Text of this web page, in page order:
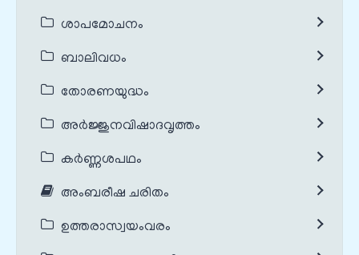
ശാപമോചനം
ബാലിവധം
തോരണയുദ്ധം
അർജ്ജുനവിഷാദവൃത്തം
കർണ്ണശപഥം
അംബരീഷ ചരിതം
ഉത്തരാസ്വയംവരം